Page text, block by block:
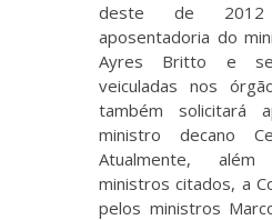
deste de
aposentadoria do
Ayres Britto e
veiculadas nos
também solicitará
ministro decano
Atualmente,
ministros citados, a
pelos ministros